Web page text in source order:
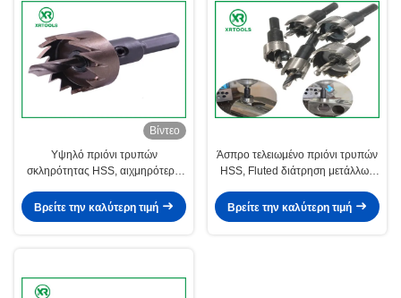
Βίντεο
Υψηλό πριόνι τρυπών
σκληρότητας HSS, αιχμηρότερο
για το ανοξείδωτο
Βρείτε την καλύτερη τιμή
Άσπρο τελειωμένο πριόνι τρυπών
HSS, Fluted διάτρηση μετάλλων
δοντιών
Βρείτε την καλύτερη τιμή